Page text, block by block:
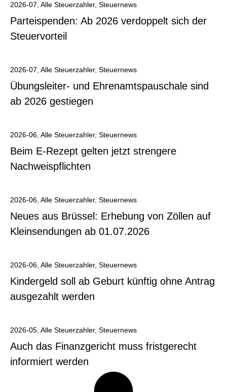
2026-07 Alle Steuerzahler, Steuernews
Parteispenden: Ab 2026 verdoppelt sich der
Steuervorteil
2026-07 Alle Steuerzahler, Steuernews
Übungsleiter- und Ehrenamtspauschale sind
ab 2026 gestiegen
2026-06 Alle Steuerzahler, Steuernews
Beim E-Rezept gelten jetzt strengere
Nachweispflichten
2026-06 Alle Steuerzahler, Steuernews
Neues aus Brüssel: Erhebung von Zöllen auf
Kleinsendungen ab 01.07.2026
2026-06 Alle Steuerzahler, Steuernews
Kindergeld soll ab Geburt künftig ohne Antrag
ausgezahlt werden
2026-05 Alle Steuerzahler, Steuernews
Auch das Finanzgericht muss fristgerecht
informiert werden